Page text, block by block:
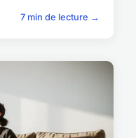
7 min de lecture →